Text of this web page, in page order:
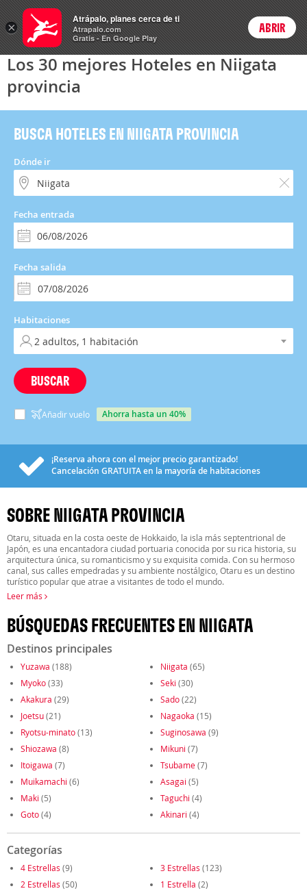
Hoteles Login
Los 30 mejores Hoteles en Niigata
provincia
BUSCA HOTELES EN NIIGATA PROVINCIA
Dónde ir
Fecha entrada
Fecha salida
Habitaciones
BUSCAR
Añadir vuelo ahorra hasta un 40%
¡Reserva ahora con el mejor precio garantizado!
Cancelación GRATUITAen la mayoría de habitaciones
SOBRE NIIGATA PROVINCIA
Otaru, situada en la costa oeste de Hokkaido, la isla más septentrional de
Japón, es una encantadora ciudad portuaria conocida por su rica historia, su
arquitectura única, su romanticismo y su exquisita comida. Con su hermoso
canal, sus calles empedradas y su ambiente nostálgico, Otaru es un destino
turístico popular que atrae a visitantes de todo el mundo.
Leer más
BÚSQUEDAS FRECUENTES EN NIIGATA
Destinos principales
Yuzawa (188) Niigata (65)
Myoko(33) Seki (30)
Akakura (29) Sado(22)
Joetsu(21) Nagaoka (15)
Ryotsu-minato(13) Suginosawa (9)
Shiozawa (8) Mikuni (7)
Itoigawa (7) Tsubame(7)
Muikamachi (6) Asagai (5)
Maki (5) Taguchi (4)
Goto(4) Akinari (4)
Categorías
4 Estrellas (9) 3 Estrellas (123)
2 Estrellas (50) 1 Estrella (2)
×
Atrápalo, planes cerca de ti
Atrapalo.com
Gratis - En Google Play
ABRIR